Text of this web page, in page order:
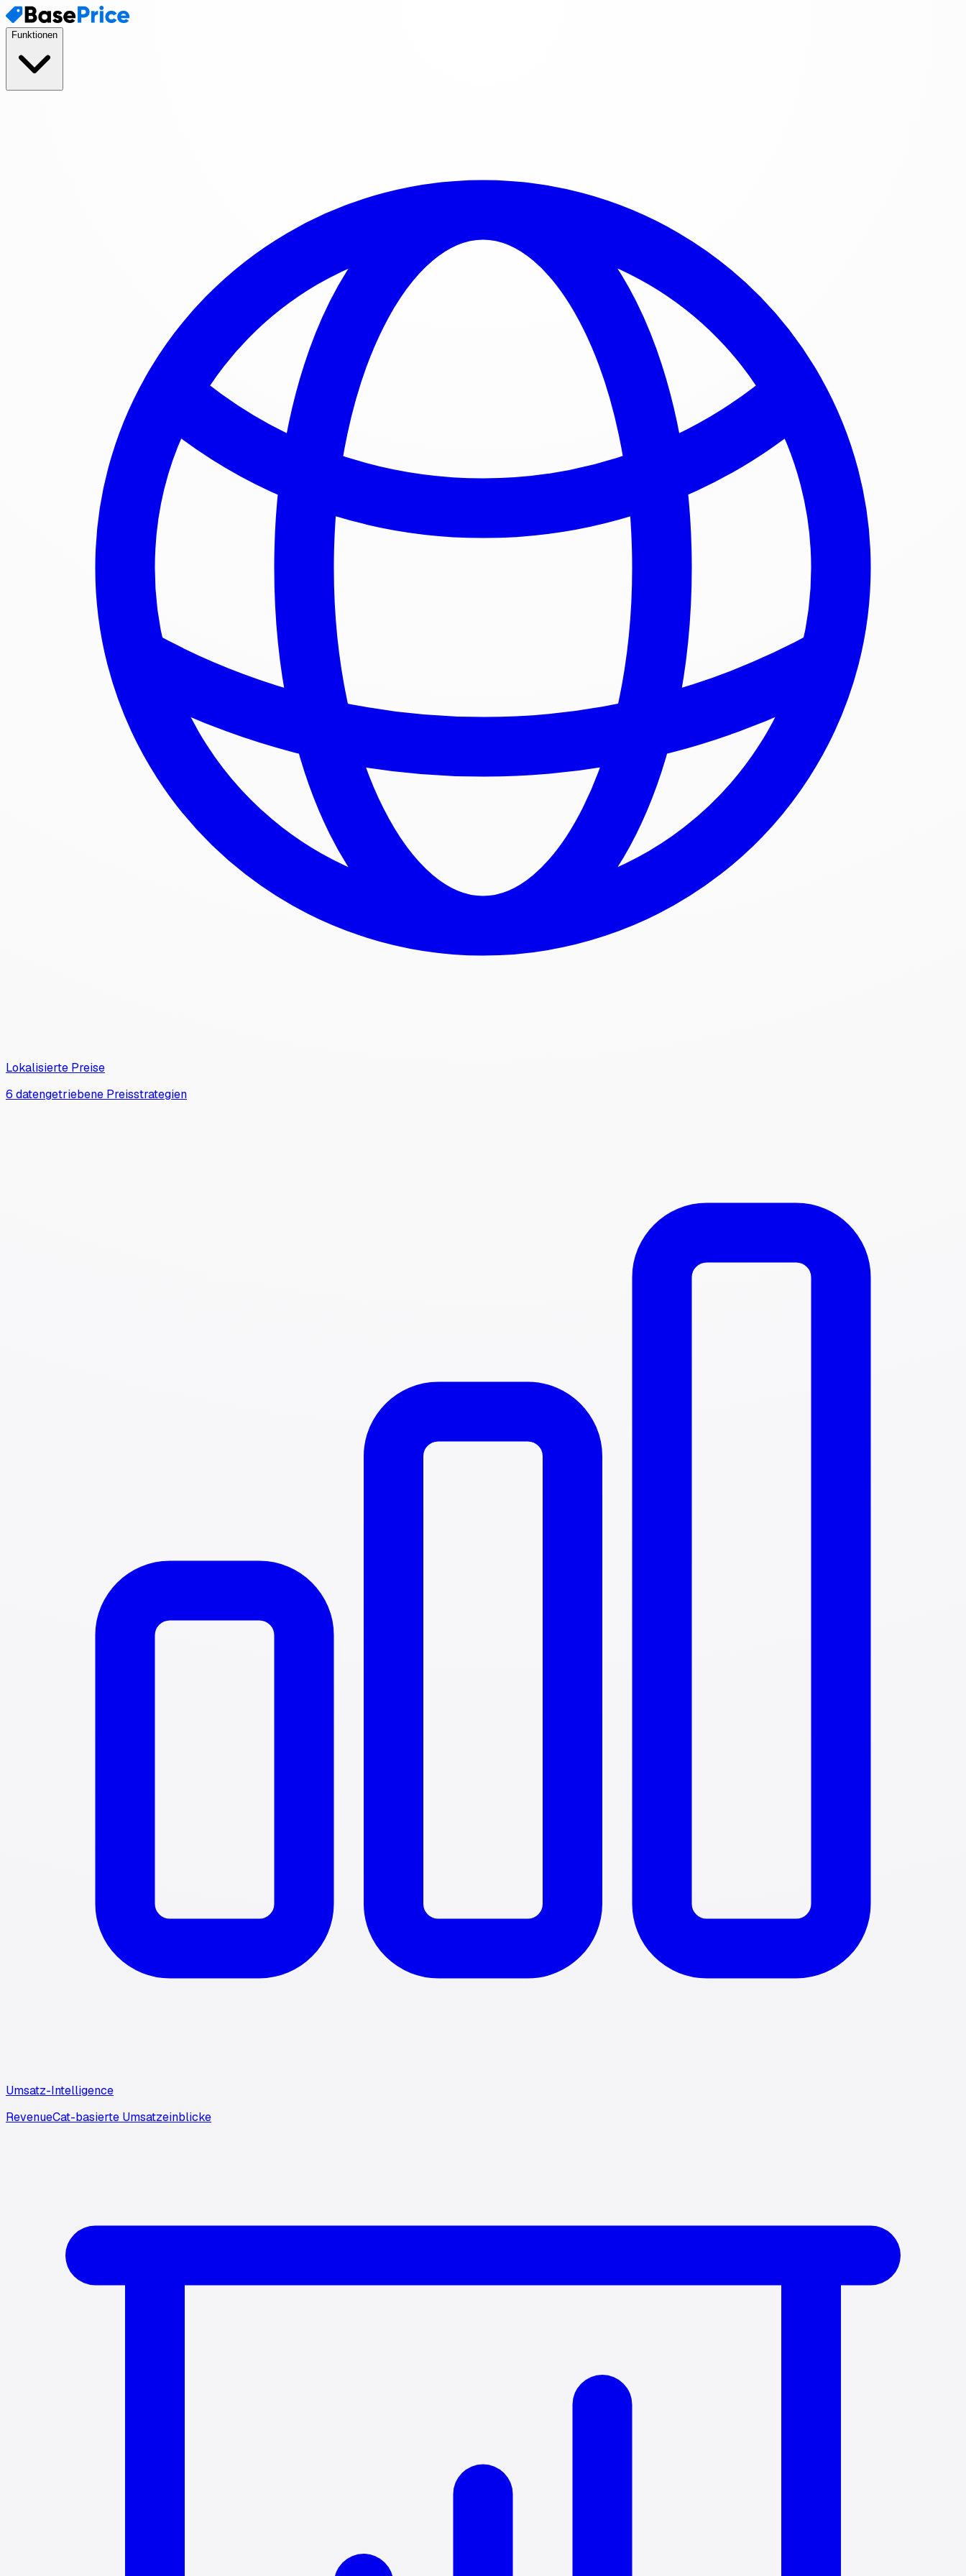
Funktionen
Lokalisierte Preise
6 datengetriebene Preisstrategien
Umsatz-Intelligence
RevenueCat-basierte Umsatzeinblicke